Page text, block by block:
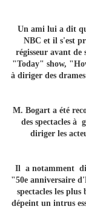
Un ami lui a dit
NBC et il s'est
régisseur avant de
"Today" show,
à diriger des
M. Bogart a été
des spectacles à
diriger les
Il a notamment
"50e anniversaire
spectacles les
dépeint un intrus